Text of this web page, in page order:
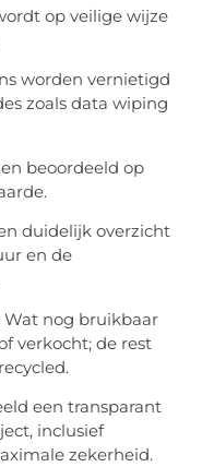
op veilige wijze
worden vernietigd
zoals data wiping
beoordeeld op
duidelijk overzicht
en de
Wat nog bruikbaar
verkocht; de rest
een transparant
inclusief
zekerheid.